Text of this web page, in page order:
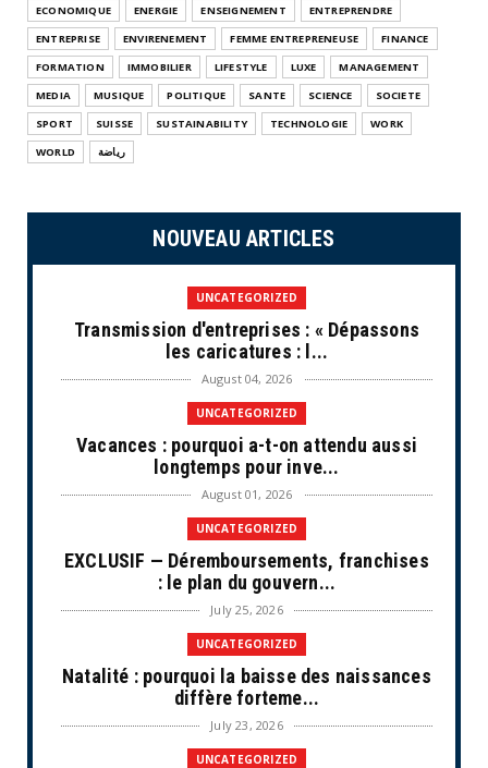
ECONOMIQUE
ENERGIE ENSEIGNEMENT
ENTREPRENDRE
ENTREPRISE
ENVIRENEMENT FEMME ENTREPRENEUSE
FINANCE
FORMATION
IMMOBILIER LIFESTYLE LUXE
MANAGEMENT
MEDIA
MUSIQUE POLITIQUE SANTE SCIENCE
SOCIETE
SPORT
SUISSE SUSTAINABILITY TECHNOLOGIE
WORK
WORLD
رياضة
NOUVEAU ARTICLES
UNCATEGORIZED
Transmission d'entreprises : « Dépassons
les caricatures : l...
August 04, 2026
UNCATEGORIZED
Vacances : pourquoi a-t-on attendu aussi
longtemps pour inve...
August 01, 2026
UNCATEGORIZED
EXCLUSIF — Déremboursements, franchises
: le plan du gouvern...
July 25, 2026
UNCATEGORIZED
Natalité : pourquoi la baisse des naissances
diffère forteme...
July 23, 2026
UNCATEGORIZED